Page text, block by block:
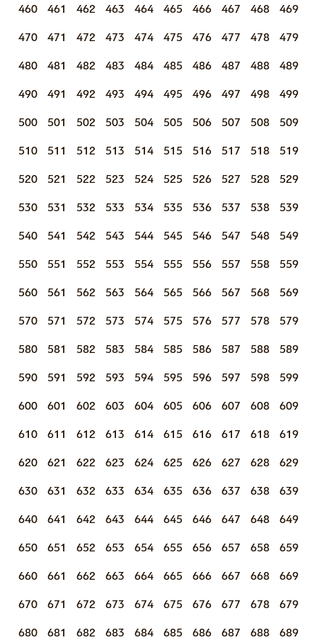
460 461 462 463 464 465 466 467 468 469
470 471 472 473 474 475 476 477 478 479
480 481 482 483 484 485 486 487 488 489
490 491 492 493 494 495 496 497 498 499
500 501 502 503 504 505 506 507 508 509
510 511 512 513 514 515 516 517 518 519
520 521 522 523 524 525 526 527 528 529
530 531 532 533 534 535 536 537 538 539
540 541 542 543 544 545 546 547 548 549
550 551 552 553 554 555 556 557 558 559
560 561 562 563 564 565 566 567 568 569
570 571 572 573 574 575 576 577 578 579
580 581 582 583 584 585 586 587 588 589
590 591 592 593 594 595 596 597 598 599
600 601 602 603 604 605 606 607 608 609
610 611 612 613 614 615 616 617 618 619
620 621 622 623 624 625 626 627 628 629
630 631 632 633 634 635 636 637 638 639
640 641 642 643 644 645 646 647 648 649
650 651 652 653 654 655 656 657 658 659
660 661 662 663 664 665 666 667 668 669
670 671 672 673 674 675 676 677 678 679
680 681 682 683 684 685 686 687 688 689